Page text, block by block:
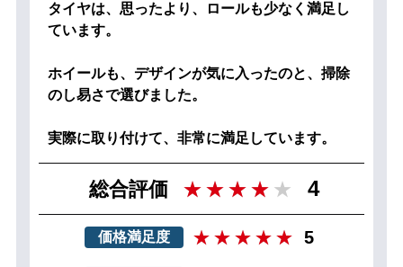
タイヤは、思ったより、ロールも少なく満足し
ています。
ホイールも、デザインが気に入ったのと、掃除
のし易さで選びました。
実際に取り付けて、非常に満足しています。
総合評価 4
価格満足度 5